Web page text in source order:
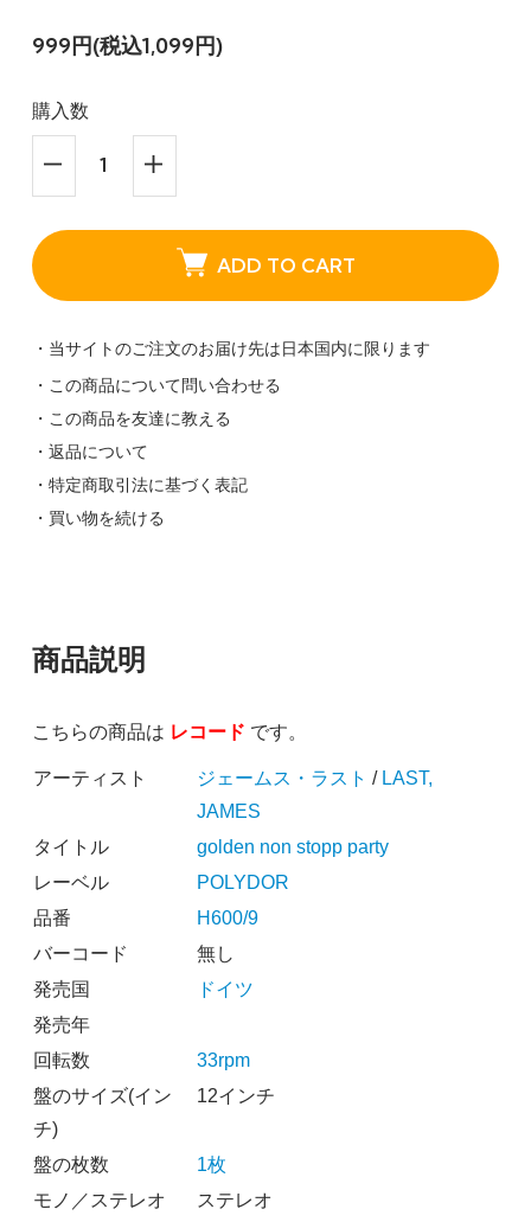
999円(税込1,099円)
購入数
ADD TO CART
・当サイトのご注文のお届け先は日本国内に限ります
・この商品について問い合わせる
・この商品を友達に教える
・返品について
・特定商取引法に基づく表記
・買い物を続ける
商品説明
こちらの商品は レコード です。
アーティスト ジェームス・ラスト / LAST,
JAMES
タイトル
golden non stopp party
レーベル
POLYDOR
品番
H600/9
バーコード
無し
発売国
ドイツ
発売年
回転数
33rpm
盤のサイズ(イン
チ)
12インチ
盤の枚数
1枚
モノ／ステレオ
ステレオ